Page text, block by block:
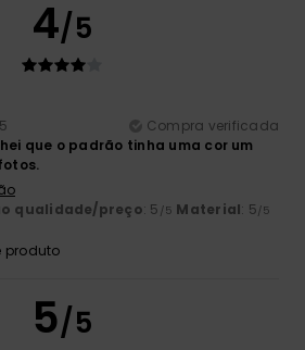
4/5
Compra verificada
que o padrão tinha uma cor um
qualidade/preço: 5 /5 Material: 5/5
produto
5/5